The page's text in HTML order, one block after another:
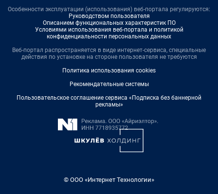
Особенности эксплуатации (использования) веб-портала регулируются:
Руководством пользователя
Описанием функциональных характеристик ПО
Условиями использования веб-портала и политикой
конфиденциальности персональных данных
Веб-портал распространяется в виде интернет-сервиса, специальные
действия по установке на стороне пользователя не требуются
Политика использования cookies
Рекомендательные системы
Пользовательское соглашение сервиса «Подписка без баннерной
рекламы»
© ООО «Интернет Технологии»